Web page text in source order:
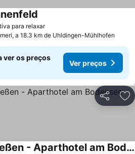
para relaxarVer preços
a 18.3 km de Uhldingen-Mühlhofen
ver os preços
Ver preços
Partilhar
Birkhofer See genießen - Aparthotel am Bodensee